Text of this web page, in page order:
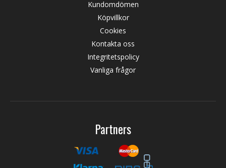
Kundomdömen
Köpvillkor
Cookies
Kontakta oss
Integritetspolicy
Vanliga frågor
Partners